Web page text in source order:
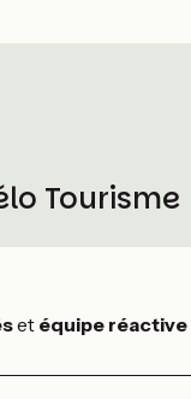
Tourisme
et équipe réactive